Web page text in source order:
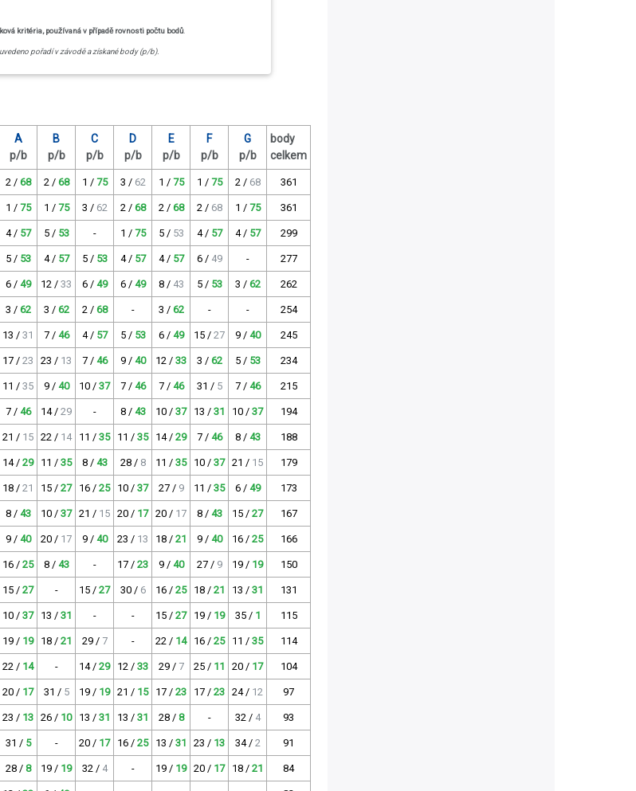
kritéria, používaná v případě rovnosti počtu bodů.
pořadí v závodě a získané body (p/b).
A
p/b
B
p/b
C
p/b
D
p/b
E
p/b
F
p/b
G
p/b
body
celkem
2 / 68 2 / 68 1 / 75 3 / 62 1 / 75 1 / 75 2 / 68 361
1 / 75 1 / 75 3 / 62 2 / 68 2 / 68 2 / 68 1 / 75 361
4 / 57 5 / 53 - 1 / 75 5 / 53 4 / 57 4 / 57 299
5 / 53 4 / 57 5 / 53 4 / 57 4 / 57 6 / 49 - 277
6 / 49 12 / 33 6 / 49 6 / 49 8 / 43 5 / 53 3 / 62 262
3 / 62 3 / 62 2 / 68 - 3 / 62 - - 254
13 / 31 7 / 46 4 / 57 5 / 53 6 / 49 15 / 27 9 / 40 245
17 / 23 23 / 13 7 / 46 9 / 40 12 / 33 3 / 62 5 / 53 234
11 / 35 9 / 40 10 / 37 7 / 46 7 / 46 31 / 5 7 / 46 215
7 / 46 14 / 29 - 8 / 43 10 / 37 13 / 31 10 / 37 194
21 / 15 22 / 14 11 / 35 11 / 35 14 / 29 7 / 46 8 / 43 188
14 / 29 11 / 35 8 / 43 28 / 8 11 / 35 10 / 37 21 / 15 179
18 / 21 15 / 27 16 / 25 10 / 37 27 / 9 11 / 35 6 / 49 173
8 / 43 10 / 37 21 / 15 20 / 17 20 / 17 8 / 43 15 / 27 167
9 / 40 20 / 17 9 / 40 23 / 13 18 / 21 9 / 40 16 / 25 166
16 / 25 8 / 43 - 17 / 23 9 / 40 27 / 9 19 / 19 150
15 / 27 - 15 / 27 30 / 6 16 / 25 18 / 21 13 / 31 131
10 / 37 13 / 31 - - 15 / 27 19 / 19 35 / 1 115
19 / 19 18 / 21 29 / 7 - 22 / 14 16 / 25 11 / 35 114
22 / 14 - 14 / 29 12 / 33 29 / 7 25 / 11 20 / 17 104
20 / 17 31 / 5 19 / 19 21 / 15 17 / 23 17 / 23 24 / 12 97
23 / 13 26 / 10 13 / 31 13 / 31 28 / 8 - 32 / 4 93
31 / 5 - 20 / 17 16 / 25 13 / 31 23 / 13 34 / 2 91
28 / 8 19 / 19 32 / 4 - 19 / 19 20 / 17 18 / 21 84